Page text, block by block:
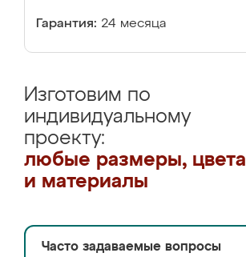
Гарантия: 24 месяца
Изготовим по
индивидуальному
проекту:
любые размеры, цвета
и материалы
Часто задаваемые вопросы